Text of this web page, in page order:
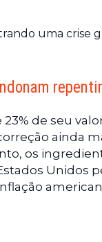
uma crise
de seu
ainda
os
Unidos